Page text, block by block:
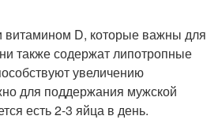
витамином D, которые важны для
также содержат липотропные
увеличению
для поддержания мужской
есть 2-3 яйца в день.